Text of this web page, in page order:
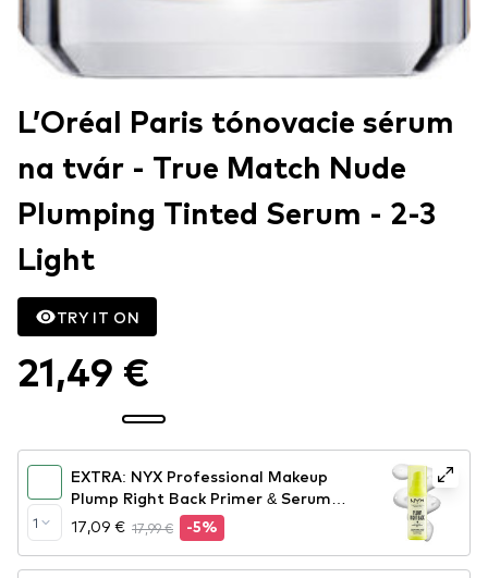
L’Oréal Paris tónovacie sérum
na tvár - True Match Nude
Plumping Tinted Serum - 2-3
Light
TRY IT ON
21,49 €
1
EXTRA: NYX Professional Makeup
Plump Right Back Primer & Serum
(PLPRSB)
17,09 € 17,99 € -5%